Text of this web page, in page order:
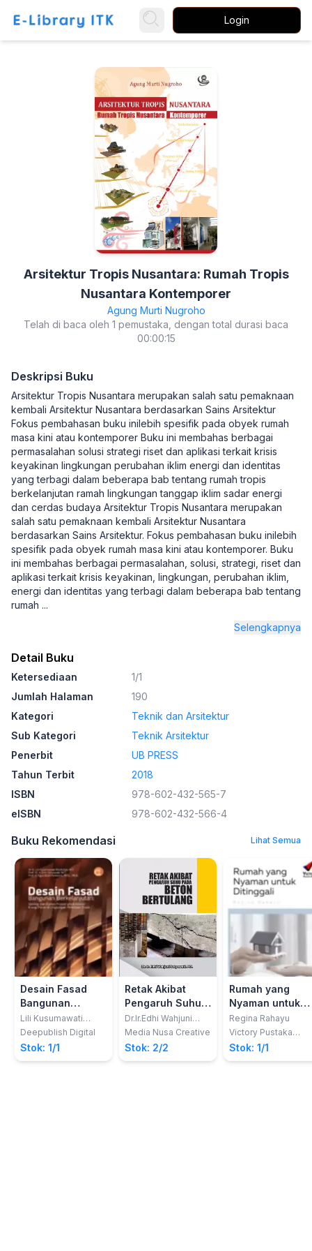
Login
Arsitektur Tropis Nusantara: Rumah Tropis
Nusantara Kontemporer
Agung Murti Nugroho
Telah di baca oleh 1 pemustaka, dengan total durasi baca
00:00:15
Deskripsi Buku
Arsitektur Tropis Nusantara merupakan salah satu pemaknaan
kembali Arsitektur Nusantara berdasarkan Sains Arsitektur
Fokus pembahasan buku inilebih spesifik pada obyek rumah
masa kini atau kontemporer Buku ini membahas berbagai
permasalahan solusi strategi riset dan aplikasi terkait krisis
keyakinan lingkungan perubahan iklim energi dan identitas
yang terbagi dalam beberapa bab tentang rumah tropis
berkelanjutan ramah lingkungan tanggap iklim sadar energi
dan cerdas budaya Arsitektur Tropis Nusantara merupakan
salah satu pemaknaan kembali Arsitektur Nusantara
berdasarkan Sains Arsitektur. Fokus pembahasan buku inilebih
spesifik pada obyek rumah masa kini atau kontemporer. Buku
ini membahas berbagai permasalahan, solusi, strategi, riset dan
aplikasi terkait krisis keyakinan, lingkungan, perubahan iklim,
energi dan identitas yang terbagi dalam beberapa bab tentang
rumah ...
Selengkapnya
Detail Buku
Ketersediaan
1/1
Jumlah Halaman
190
Kategori
Teknik dan Arsitektur
Sub Kategori
Teknik Arsitektur
Penerbit
UB PRESS
Tahun Terbit
2018
ISBN
978-602-432-565-7
eISBN
978-602-432-566-4
Buku Rekomendasi Lihat Semua
Desain Fasad
Bangunan
Berkelanjutan:
Strategi dan
Rumus Praktis
untuk Kontrol
Lili Kusumawati
Machdijar; Erni
Setyowati; Agus Budi
Purnomo
Deepublish Digital
Stok: 1/1
Retak Akibat
Pengaruh Suhu
Pada Beton
Bertulang
Dr.Ir.Edhi Wahjuni
Setyowati,Mt.
Media Nusa Creative
Stok: 2/2
Rumah yang
Nyaman untuk
Ditinggali
Regina Rahayu
Victory Pustaka
Media
Stok: 1/1